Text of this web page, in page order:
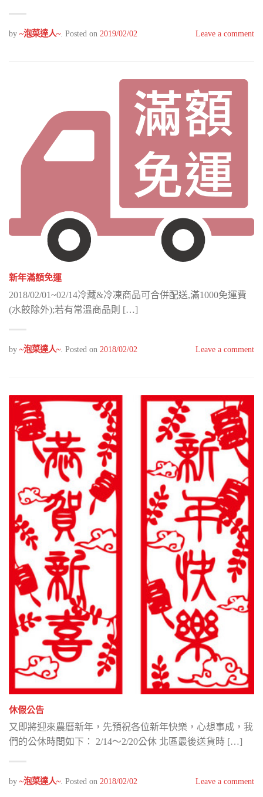
by ~泡菜達人~ Posted on 2019/02/02 Leave a comment
新年滿額免運
2018/02/01~02/14冷藏&冷凍商品可合併配送,滿1000免運費
(水餃除外);若有常溫商品則 […]
by ~泡菜達人~ Posted on 2018/02/02 Leave a comment
休假公告
又即將迎來農曆新年，先預祝各位新年快樂，心想事成，我
們的公休時間如下： 2/14～2/20公休 北區最後送貨時 […]
by ~泡菜達人~ Posted on 2018/02/02 Leave a comment